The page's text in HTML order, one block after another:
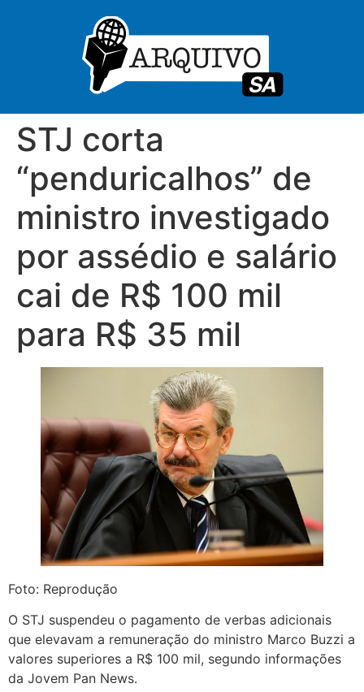
STJ corta
“penduricalhos” de
ministro investigado
por assédio e salário
cai de R$ 100 mil
para R$ 35 mil
Foto: Reprodução
O STJ suspendeu o pagamento de verbas adicionais
que elevavam a remuneração do ministro Marco Buzzi a
valores superiores a R$ 100 mil, segundo informações
da Jovem Pan News.